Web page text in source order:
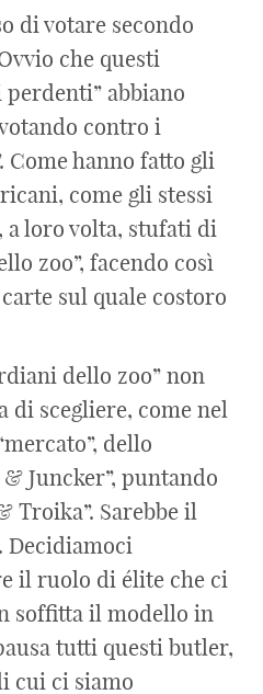
di votare secondo
che questi
abbiano
contro i
Come hanno fatto gli
come gli stessi
a loro volta, stufati di
zoo”, facendo così
sul quale costoro
dello zoo” non
di scegliere, come nel
dello
& Juncker”, puntando
Troika”. Sarebbe il
Decidiamoci
il ruolo di élite che ci
soffitta il modello in
tutti questi butler,
cui ci siamo